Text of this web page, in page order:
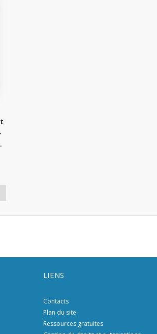
LIENS
Contacts
Plan du site
Ressources gratuites